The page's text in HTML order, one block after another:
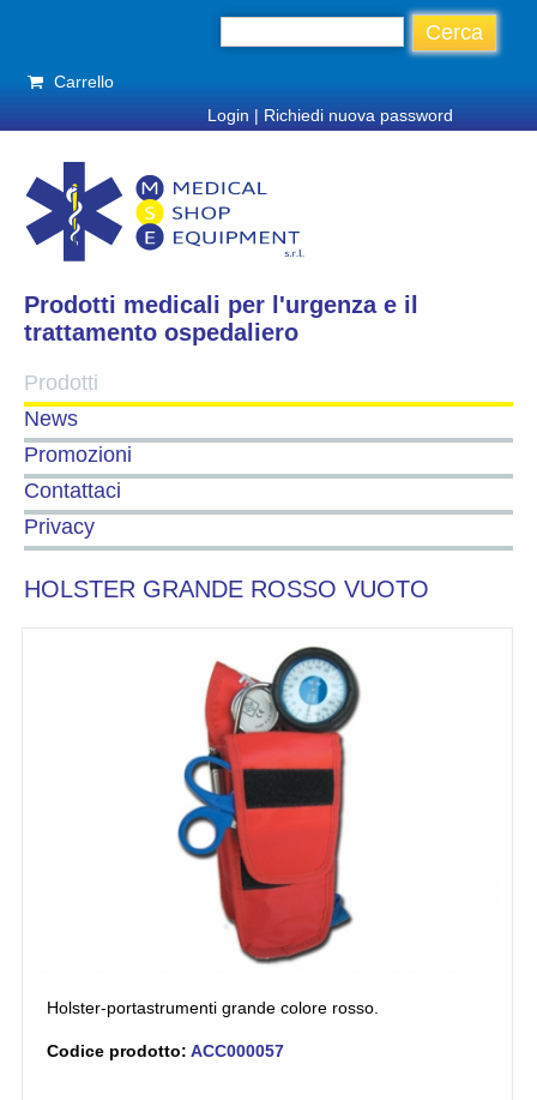
Carrello
Login | Richiedi nuova password
Prodotti medicali per l'urgenza e il
trattamento ospedaliero
Prodotti
News
Promozioni
Contattaci
Privacy
HOLSTER GRANDE ROSSO VUOTO
Holster-portastrumenti grande colore rosso.
Codice prodotto: ACC000057